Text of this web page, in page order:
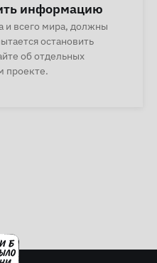
информацию
и всего мира, должны
остановить
об отдельных
проекте.